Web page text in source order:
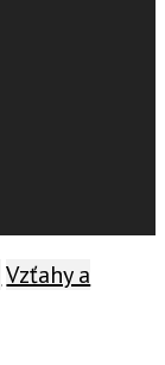
Vzťahy a